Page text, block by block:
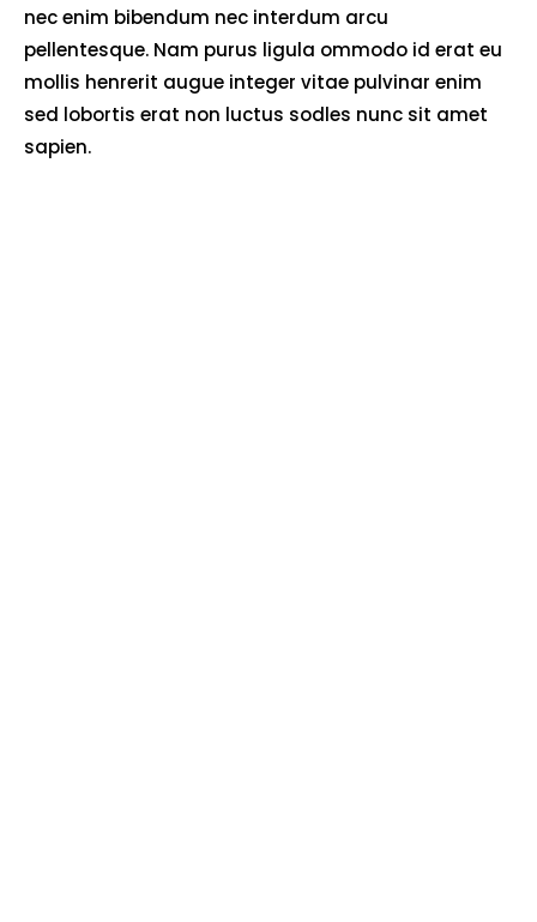
nec enim bibendum nec interdum arcu
pellentesque. Nam purus ligula ommodo id erat eu
mollis henrerit augue integer vitae pulvinar enim
sed lobortis erat non luctus sodles nunc sit amet
sapien.